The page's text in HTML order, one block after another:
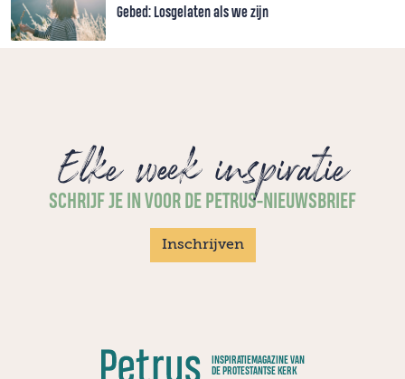
Gebed: Losgelaten als we zijn
Elke week inspiratie
SCHRIJF JE IN VOOR DE PETRUS-NIEUWSBRIEF
Inschrijven
INSPIRATIEMAGAZINE VAN
DE PROTESTANTSE KERK